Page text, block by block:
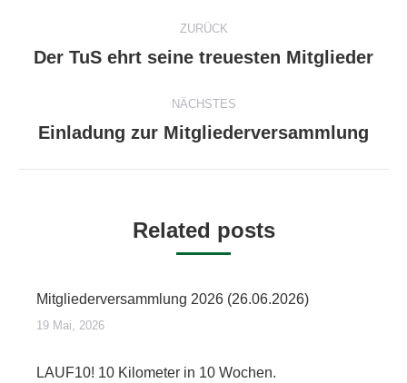
ZURÜCK
Vorheriger
Der TuS ehrt seine treuesten Mitglieder
NÄCHSTES
Nächster
Einladung zur Mitgliederversammlung
Related posts
Mitgliederversammlung 2026 (26.06.2026)
19 Mai, 2026
LAUF10! 10 Kilometer in 10 Wochen.